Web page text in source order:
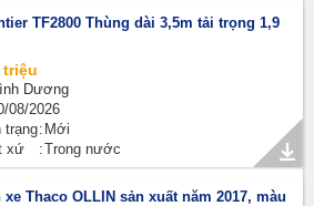
TF2800 Thùng dài 3,5m tải trọng 1,9
triệu
Dương
08/2026
trạng Mới
xứ
Trong nước
xe Thaco OLLIN sản xuất năm 2017, màu